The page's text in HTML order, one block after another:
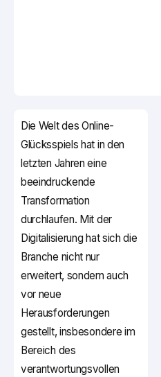
Die Welt des Online-
Glücksspiels hat in den
letzten Jahren eine
beeindruckende
Transformation
durchlaufen. Mit der
Digitalisierung hat sich die
Branche nicht nur
erweitert, sondern auch
vor neue
Herausforderungen
gestellt, insbesondere im
Bereich des
verantwortungsvollen